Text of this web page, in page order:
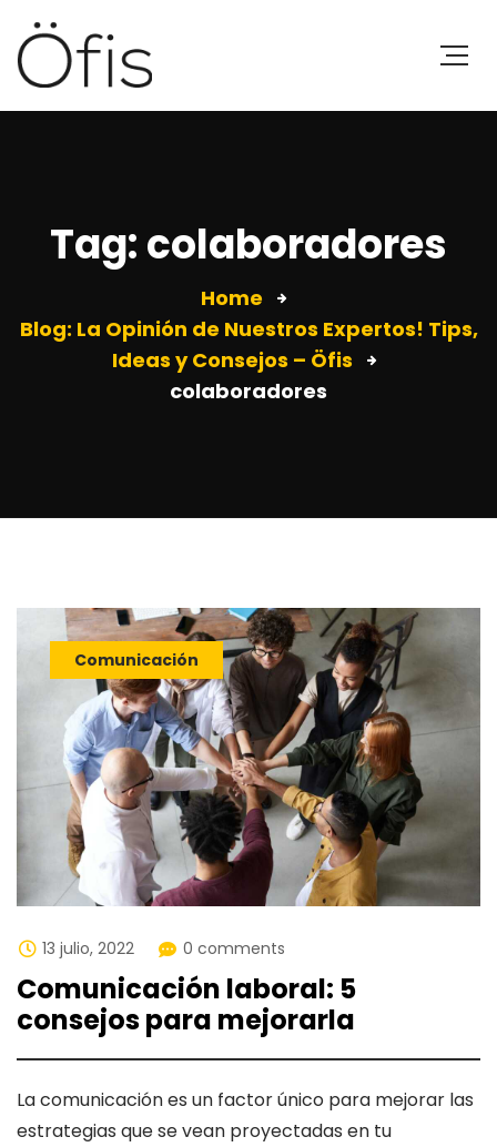
Tag: colaboradores
Home
Blog: La Opinión de Nuestros Expertos! Tips,
Ideas y Consejos – Öfis
colaboradores
Comunicación
13 julio, 2022 0 comments
Comunicación laboral: 5
consejos para mejorarla
La comunicación es un factor único para mejorar las
estrategias que se vean proyectadas en tu